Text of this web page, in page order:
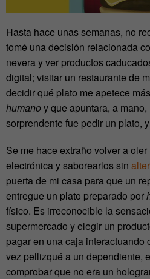
Hasta hace unas semanas, no
tomé una decisión relacionada
nevera y ver productos
digital; visitar un restaurante de
decidir qué plato me apetece
humanoy que apuntara, a
sorprendente fue pedir un plato,
Se me hace extraño volver a
electrónica y saborearlos sin
puerta de mi casa para que un
entregue un plato preparado por
físico. Es irreconocible la
supermercado y elegir un
pagar en una caja interactuando
vez pellizqué a un dependiente,
comprobar que no era un